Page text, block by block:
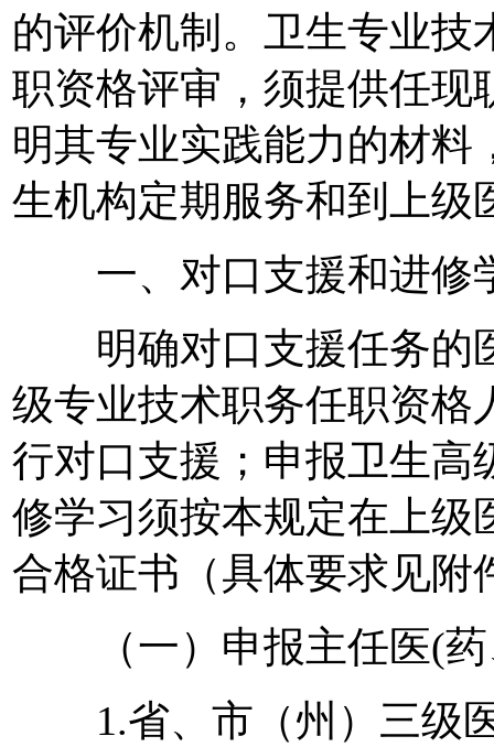
的评价机制。卫生专业技
职资格评审，须提供任现
明其专业实践能力的材料
生机构定期服务和到上级
一、对口支援和进修
明确对口支援任务的
级专业技术职务任职资格
行对口支援；申报卫生高
修学习须按本规定在上级
合格证书（具体要求见附
（一）申报主任医(药
1.省、市（州）三级医